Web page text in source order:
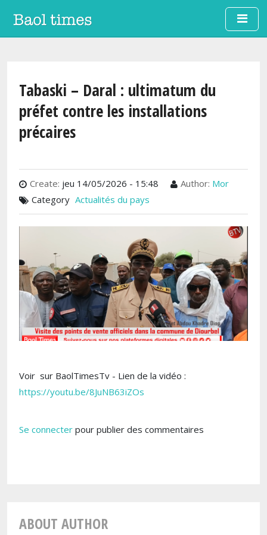
Aller au contenu principal
Tabaski – Daral : ultimatum du
préfet contre les installations
précaires
Create: jeu 14/05/2026 - 15:48 Author: Mor
Category Actualités du pays
Voir sur BaolTimesTv - Lien de la vidéo :
https://youtu.be/8JuNB63iZOs
Se connecter pour publier des commentaires
ABOUT AUTHOR